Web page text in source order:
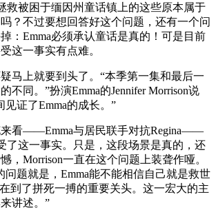
救被困于缅因州童话镇上的这些原本属于
？不过要想回答好这个问题，还有一个问
：Emma必须承认童话是真的！可是目前
这一事实有点难。
马上就要到头了。“本季第一集和最后一
不同。”扮演Emma的Jennifer Morrison说
见证了Emma的成长。”
来看——Emma与居民联手对抗Regina——
了这一事实。只是，这段场景是真的，还
，Morrison一直在这个问题上装聋作哑。
问题就是，Emma能不能相信自己就是救世
到了拼死一搏的重要关头。这一宏大的主
讲述。”